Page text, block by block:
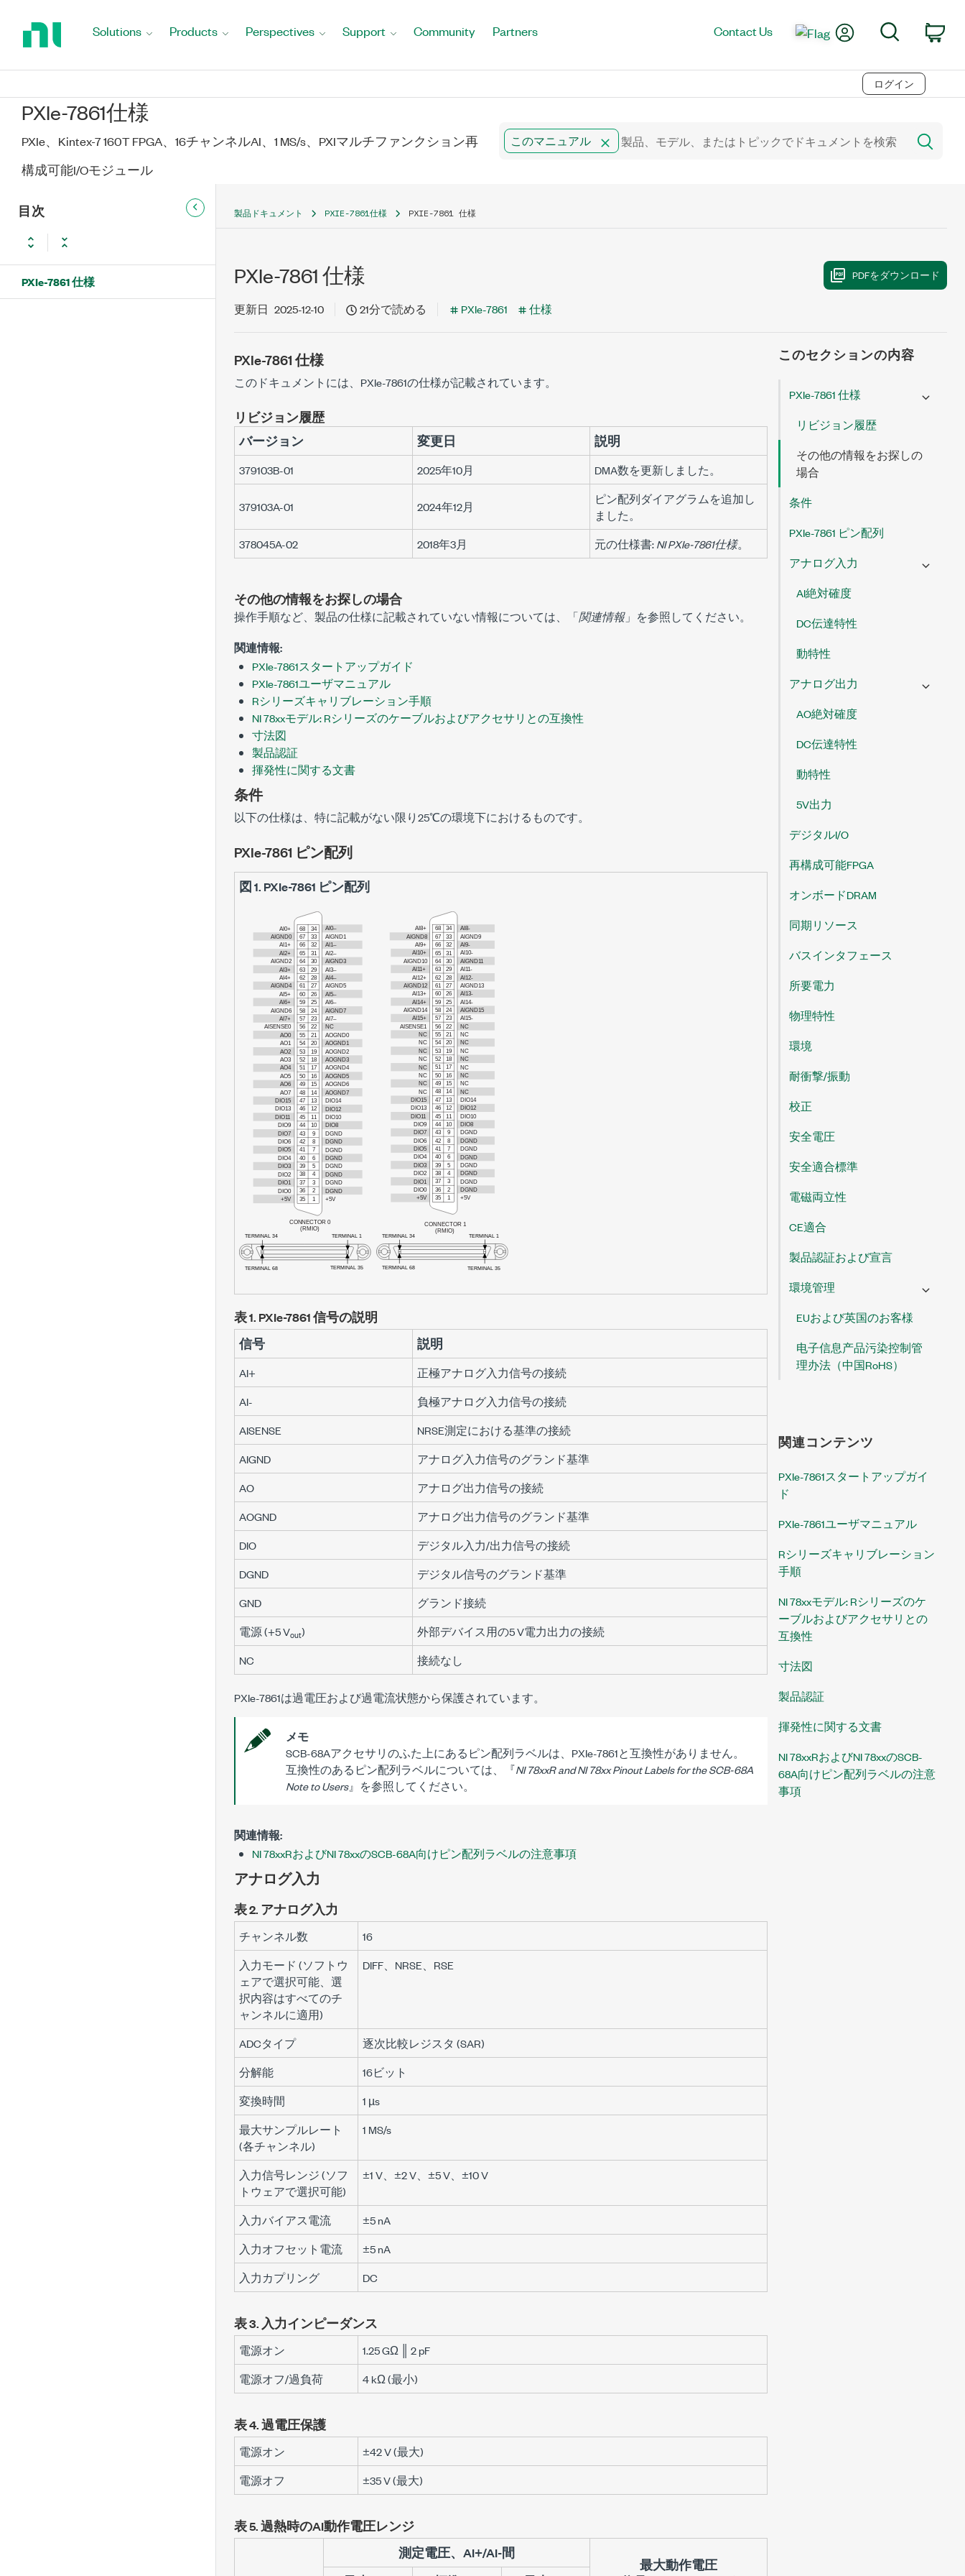
Solutions Products Perspectives Support Community Partners Contact Us My AccountSearch
ログイン
PXIe-7861仕様
PXIe、Kintex-7 160T FPGA、16チャンネルAI、1 MS/s、PXIマルチファンクション再
構成可能I/Oモジュール
このマニュアル
目次
PXIe-7861 仕様
製品ドキュメント PXIE-7861仕様 PXIE-7861 仕様
PXIe-7861 仕様
更新日 2025-12-10 21分で読める PXIe-7861 仕様
PXIe-7861仕様
このドキュメントには、 PXIe-7861の仕様が記載されています。
リビジョン履歴
バージョン
変更日 説明
379103B-01 2025年10月 DMA数を更新しました。
379103A-01 2024年12月
ピン配列ダイアグラムを追加し
ました。
378045A-02
2018年3月 元の仕様書:NI PXIe-7861仕様。
その他の情報をお探しの場合
操作手順など、製品の仕様に記載されていない情報については、「関連情報」を参照してください。
関連情報:
PXIe-7861スタートアップガイド
PXIe-7861ユーザマニュアル
Rシリーズキャリブレーション手順
NI 78xxモデル: Rシリーズのケーブルおよびアクセサリとの互換性
寸法図
製品認証
揮発性に関する文書
条件
以下の仕様は、特に記載がない限り25℃の環境下におけるものです。
PXIe-7861 ピン配列
図 1. PXIe-7861 ピン配列
表 1. PXIe-7861信号の説明
信号
説明
AI+
正極アナログ入力信号の接続
AI-
負極アナログ入力信号の接続
AISENSE
NRSE測定における基準の接続
AIGND
アナログ入力信号のグランド基準
AO
アナログ出力信号の接続
AOGND
アナログ出力信号のグランド基準
DIO
デジタル入力/出力信号の接続
DGND
デジタル信号のグランド基準
GND
グランド接続
電源 (+5 Vout)
外部デバイス用の5 V電力出力の接続
NC
接続なし
PXIe-7861は過電圧および過電流状態から保護されています。
メモ
SCB-68Aアクセサリのふた上にあるピン配列ラベルは、 PXIe-7861と互換性がありません。
互換性のあるピン配列ラベルについては、『NI 78xxR and NI 78xx Pinout Labels for the SCB-68A
Note to Users』を参照してください。
関連情報:
NI 78xxRおよびNI 78xxのSCB-68A向けピン配列ラベルの注意事項
アナログ入力
表 2. アナログ入力
チャンネル数
16
入力モード (ソフトウ
ェアで選択可能、選
択内容はすべてのチ
ャンネルに適用)
DIFF、NRSE、RSE
ADCタイプ
逐次比較レジスタ (SAR)
分解能
16ビット
変換時間
1 µs
最大サンプルレート
(各チャンネル)
1 MS/s
入力信号レンジ (ソフ
トウェアで選択可能)
±1 V、 ±2 V、 ±5 V、 ±10 V
入力バイアス電流
±5 nA
入力オフセット電流
±5 nA
入力カプリング
DC
表 3. 入力インピーダンス
電源オン
1.25 GΩ ║ 2 pF
電源オフ/過負荷
4 kΩ (最小)
表 4.過電圧保護
電源オン ±42 V(最大)
電源オフ
±35 V(最大)
表 5.過熱時のAI動作電圧レンジ
測定電圧、AI+/AI-間
最大動作電圧
このセクションの内容
PXIe-7861 仕様
リビジョン履歴
その他の情報をお探しの
場合
条件
PXIe-7861 ピン配列
アナログ入力
AI絶対確度
DC伝達特性
動特性
アナログ出力
AO絶対確度
DC伝達特性
動特性
5V出力
デジタルI/O
再構成可能FPGA
オンボードDRAM
同期リソース
バスインタフェース
所要電力
物理特性
環境
耐衝撃/振動
校正
安全電圧
安全適合標準
電磁両立性
CE適合
製品認証および宣言
環境管理
EUおよび英国のお客様
电子信息产品污染控制管
理办法（中国RoHS）
関連コンテンツ
PXIe-7861スタートアップガイ
ド
PXIe-7861ユーザマニュアル
Rシリーズキャリブレーション
手順
NI 78xxモデル: Rシリーズのケ
ーブルおよびアクセサリとの
互換性
寸法図
製品認証
揮発性に関する文書
NI 78xxRおよびNI 78xxのSCB-
68A向けピン配列ラベルの注意
事項